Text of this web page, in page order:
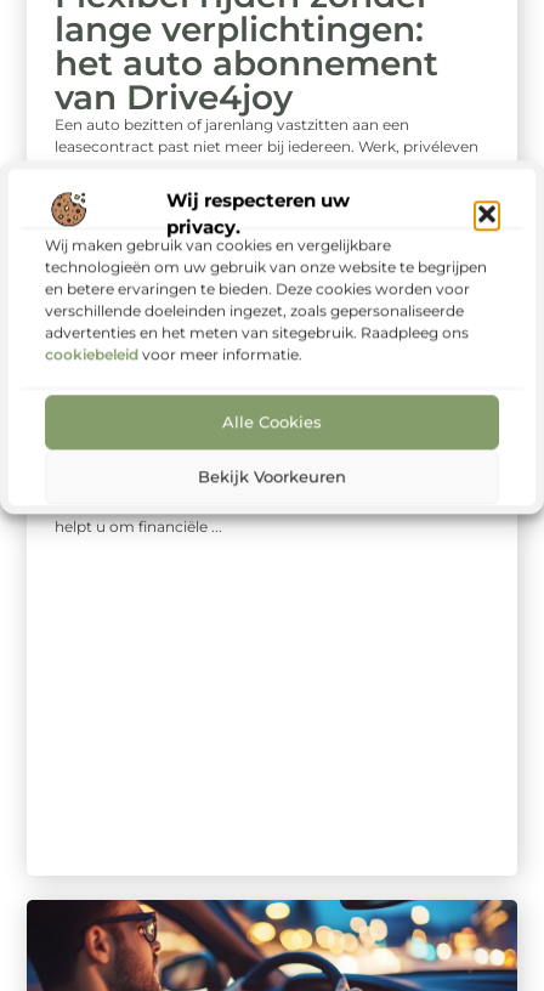
Wij respecteren uw
privacy.
Wij maken gebruik van cookies en vergelijkbare
technologieën om uw gebruik van onze website te begrijpen
en betere ervaringen te bieden. Deze cookies worden voor
verschillende doeleinden ingezet, zoals gepersonaliseerde
advertenties en het meten van sitegebruik. Raadpleeg ons
cookiebeleid voor meer informatie.
Alle Cookies
Bekijk Voorkeuren
lange verplichtingen:
het auto abonnement
van Drive4joy
Een auto bezitten of jarenlang vastzitten aan een
leasecontract past niet meer bij iedereen. Werk, privéleven
Auto's En Motoren
Lesauto huren:
maximale controle over
uw kosten
Als rijschoolhouder is het belangrijk om uw kosten
helpt u om financiële ...